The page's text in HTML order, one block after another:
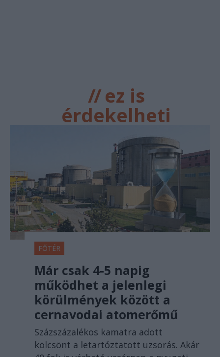
//ez is
érdekelheti
FŐTÉR
Már csak 4-5 napig
működhet a jelenlegi
körülmények között a
cernavodai atomerőmű
Százszázalékos kamatra adott
kölcsönt a letartóztatott uzsorás. Akár